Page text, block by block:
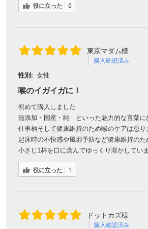
役に立った 0
東京マダム様
購入確認済み
性別: 女性
喉のイガイガに！
初めて購入しました
無添加・国産・純 といった魅力的な言葉に
仕事柄そして健康維持のため喉のケアは怠り
起床時の不快感や風邪予防など健康維持のた
小さじ1杯を口に含んでゆっくり溶かしてい
役に立った 1
ドットカズ様
購入確認済み